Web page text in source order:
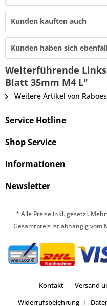
Kunden kauften auch
Kunden haben sich
Weiterführende
Blatt 35mm M4 L"
Weitere Artikel von
Service Hotline
Shop Service
Informationen
Newsletter
* Alle Preise inkl. gesetzl.
Gesamtpreis ist abhängig vom
Kontakt
Versand
Widerrufsbelehrung